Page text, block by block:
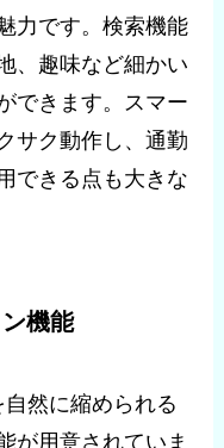
力です。検索機能
、趣味など細かい
できます。スマー
サク動作し、通勤
できる点も大きな
機能
然に縮められる
が用意されていま